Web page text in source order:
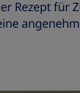
Rezept für